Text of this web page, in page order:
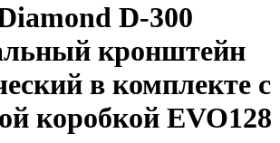
D-300
кронштейн
в комплекте с
коробкой EVO128